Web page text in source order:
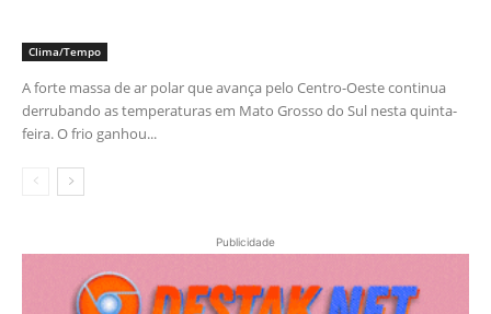
Clima/Tempo
A forte massa de ar polar que avança pelo Centro-Oeste continua
derrubando as temperaturas em Mato Grosso do Sul nesta quinta-
feira. O frio ganhou...
Publicidade